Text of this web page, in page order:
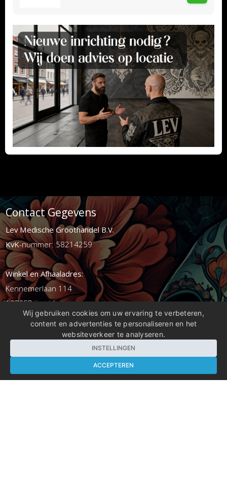
Contact Gegevens
Lev Medische Groothandel B.V.
KvK-nummer: 58214259
Winkel en Afhaaladres:
Kennemerlaan 114
1972ER ijmuiden
info@levgroothandel.nl
(+31) 0255 515 136
Informatie
Wij gebruiken cookies om uw ervaring te verbeteren,
content en advertenties te personaliseren en het
websiteverkeer te analyseren.
INSTELLINGEN
ACCEPTEREN